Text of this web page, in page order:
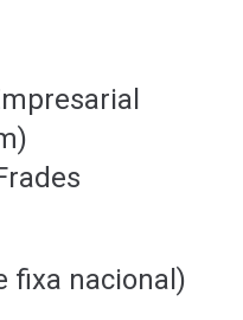
fixa nacional)